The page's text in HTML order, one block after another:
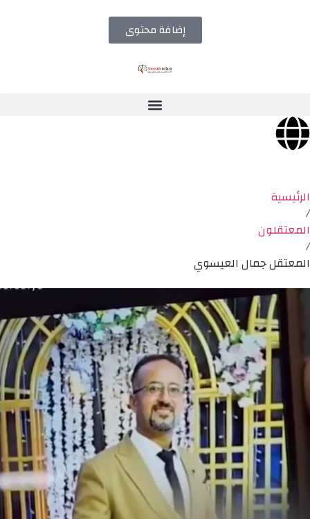
إضافة محتوى
الرئيسية
/
المعتقلون
/
المعتقل جمال العيسوي